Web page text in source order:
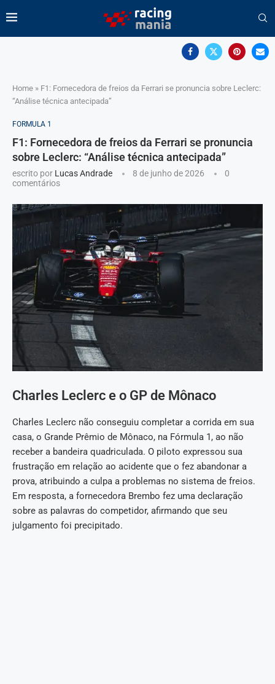
Home » F1: Fornecedora de freios da Ferrari se pronuncia sobre Leclerc:
“Análise técnica antecipada”
FORMULA 1
F1: Fornecedora de freios da Ferrari se pronuncia
sobre Leclerc: “Análise técnica antecipada”
escrito por Lucas Andrade 8 de junho de 2026
0
comentários
Charles Leclerc e o GP de Mônaco
Charles Leclerc não conseguiu completar a corrida em sua
casa, o Grande Prêmio de Mônaco, na Fórmula 1, ao não
receber a bandeira quadriculada. O piloto expressou sua
frustração em relação ao acidente que o fez abandonar a
prova, atribuindo a culpa a problemas no sistema de freios.
Em resposta, a fornecedora Brembo fez uma declaração
sobre as palavras do competidor, afirmando que seu
julgamento foi precipitado.